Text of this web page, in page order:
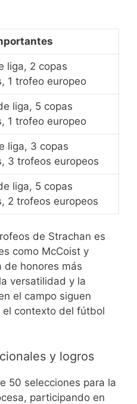
liga, 2 copas
1 trofeo europeo
liga, 5 copas
1 trofeo europeo
liga, 3 copas
3 trofeos europeos
liga, 5 copas
2 trofeos europeos
de Strachan es
como McCoist y
de honores más
versatilidad y la
el campo siguen
contexto del fútbol
y logros
50 selecciones para la
participando en